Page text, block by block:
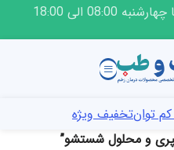
الی 18:00
توانتخفیف ویژه
و محلول شستشو”